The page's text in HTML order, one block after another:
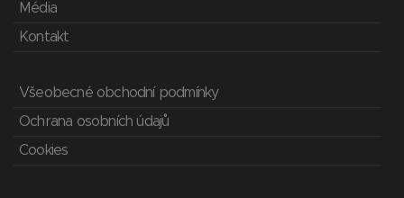
Média
Kontakt
Všeobecné obchodní podmínky
Ochrana osobních údajů
Cookies